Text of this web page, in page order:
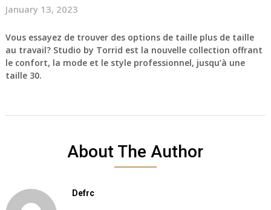
January 13, 2023
Vous essayez de trouver des options de taille plus de taille
au travail? Studio by Torrid est la nouvelle collection offrant
le confort, la mode et le style professionnel, jusqu’à une
taille 30.
About The Author
Defrc